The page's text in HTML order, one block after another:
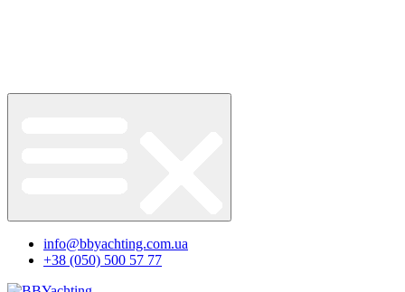
info@bbyachting.com.ua
+38 (050) 500 57 77